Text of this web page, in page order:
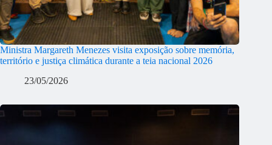
Ministra Margareth Menezes visita exposição sobre memória,
território e justiça climática durante a teia nacional 2026
23/05/2026